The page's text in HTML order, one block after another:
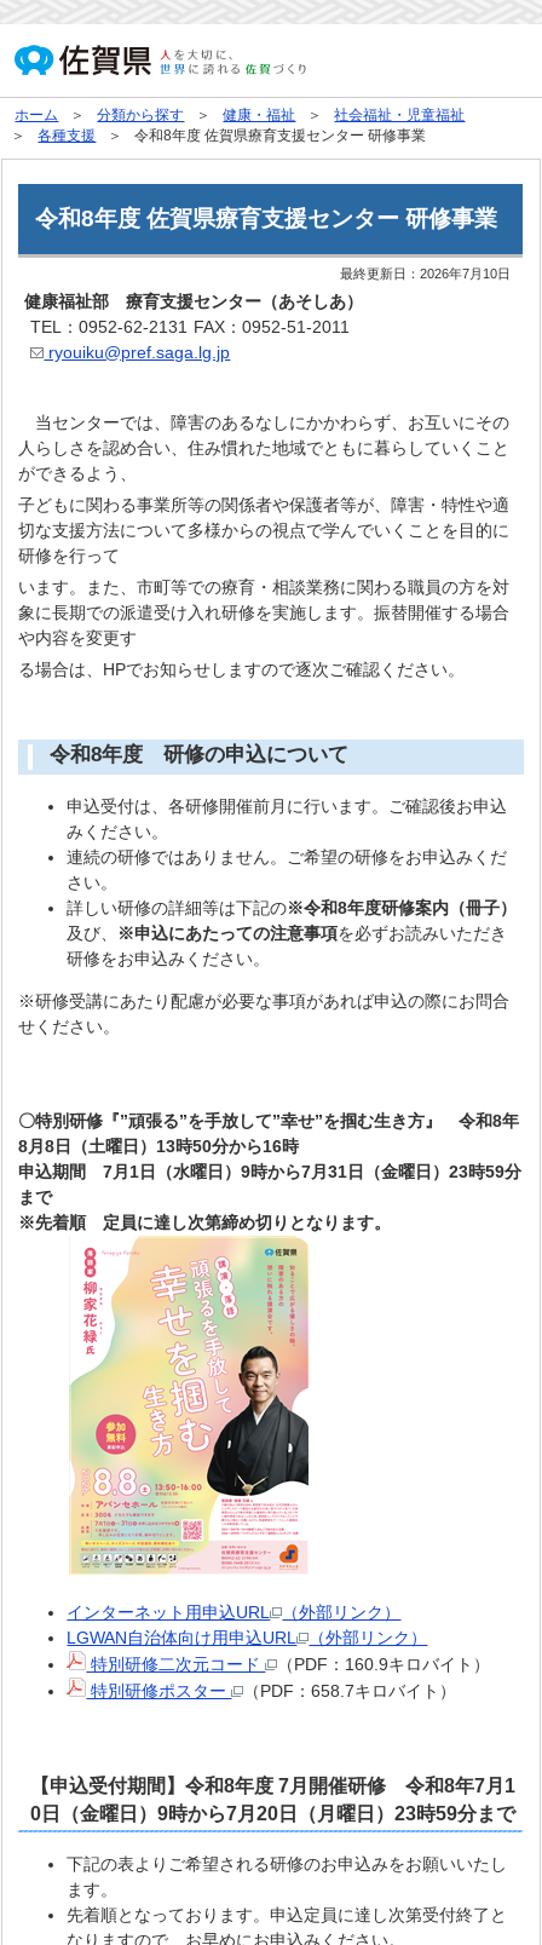
ホーム 分類から探す 健康・福祉
社会福祉・児童福祉
各種支援
令和8年度 佐賀県療育支援センター 研修事業
令和8年度 佐賀県療育支援センター 研修事業
最終更新日：2026年7月10日
健康福祉部 療育支援センター（あそしあ）
TEL：0952-62-2131 FAX：0952-51-2011
ryouiku@pref.saga.lg.jp
当センターでは、障害のあるなしにかかわらず、お互いにその
人らしさを認め合い、住み慣れた地域でともに暮らしていくこと
ができるよう、
子どもに関わる事業所等の関係者や保護者等が、障害・特性や適
切な支援方法について多様からの視点で学んでいくことを目的に
研修を行って
います。また、市町等での療育・相談業務に関わる職員の方を対
象に長期での派遣受け入れ研修を実施します。振替開催する場合
や内容を変更す
る場合は、HPでお知らせしますので逐次ご確認ください。
令和8年度 研修の申込について
申込受付は、各研修開催前月に行います。ご確認後お申込
みください。
連続の研修ではありません。ご希望の研修をお申込みくだ
さい。
詳しい研修の詳細等は下記の※令和8年度研修案内（冊子）
及び、 ※申込にあたっての注意事項を必ずお読みいただき
研修をお申込みください。
※研修受講にあたり配慮が必要な事項があれば申込の際にお問合
せください。
〇特別研修『”頑張る”を手放して”幸せ”を掴む生き方』 令和8年
8月8日（土曜日）13時50分から16時
申込期間 7月1日（水曜日）9時から7月31日（金曜日）23時59分
まで
※先着順 定員に達し次第締め切りとなります。
インターネット用申込URL
（外部リンク）
LGWAN自治体向け用申込URL
（外部リンク）
特別研修二次元コード
（PDF：160.9キロバイト）
特別研修ポスター
（PDF：658.7キロバイト）
【申込受付期間】令和8年度 7月開催研修 令和8年7月1
0日（金曜日）9時から7月20日（月曜日）23時59分まで
下記の表よりご希望される研修のお申込みをお願いいたし
ます。
先着順となっております。申込定員に達し次第受付終了と
なりますので、お早めにお申込みください。